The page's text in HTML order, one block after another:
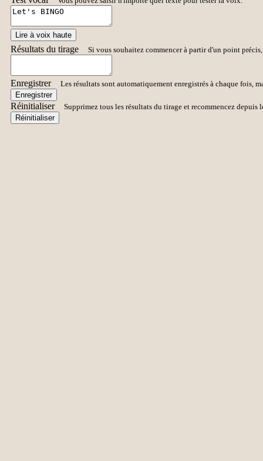
Lire à voix haute
Résultats du tirage Si vous souhaitez commencer à partir d'un point
Enregistrer Les résultats sont automatiquement enregistrés à chaque fois,
Enregistrer
Réinitialiser Supprimez tous les résultats du tirage et recommencez depuis
Réinitialiser